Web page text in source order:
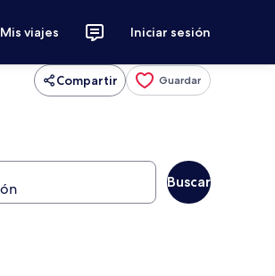
Mis viajes Iniciar sesión
Compartir Guardar
Buscar